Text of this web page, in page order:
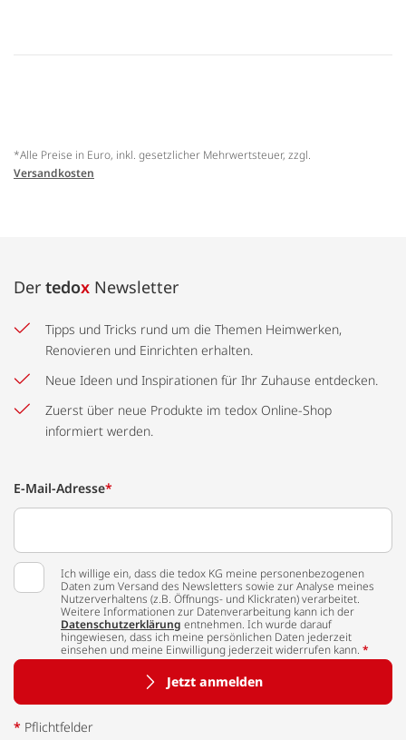
*Alle Preise in Euro, inkl. gesetzlicher Mehrwertsteuer, zzgl.
Versandkosten
Der tedox Newsletter
Tipps und Tricks rund um die Themen Heimwerken,
Renovieren und Einrichten erhalten.
Neue Ideen und Inspirationen für Ihr Zuhause entdecken.
Zuerst über neue Produkte im tedox Online-Shop
informiert werden.
E-Mail-Adresse*
Ich willige ein, dass die tedox KG meine personenbezogenen
Daten zum Versand des Newsletters sowie zur Analyse meines
Nutzerverhaltens (z.B. Öffnungs- und Klickraten) verarbeitet.
Weitere Informationen zur Datenverarbeitung kann ich der
Datenschutzerklärung entnehmen. Ich wurde darauf
hingewiesen, dass ich meine persönlichen Daten jederzeit
einsehen und meine Einwilligung jederzeit widerrufen kann. *
Jetzt anmelden
* Pflichtfelder